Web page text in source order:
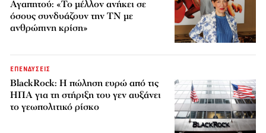
Αγαπητού: «Το μέλλον ανήκει σε
όσους συνδυάζουν την ΤΝ με
ανθρώπινη κρίση»
ΕΠΕΝΔΥΣΕΙΣ
BlackRock: Η πώληση ευρώ από τις
ΗΠΑ για τη στήριξη του γεν αυξάνει
το γεωπολιτικό ρίσκο